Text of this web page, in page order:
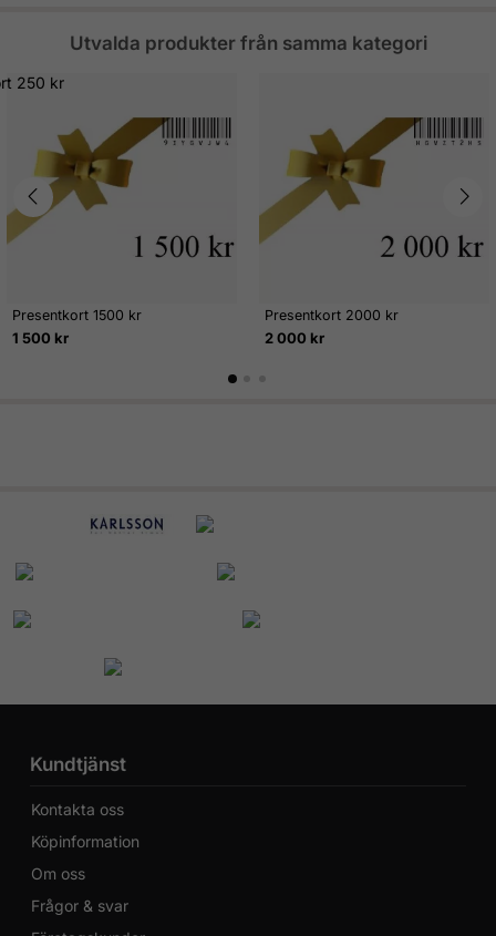
Utvalda produkter från samma kategori
Presentkort 1500 kr
1 500 kr
Presentkort 2000 kr
2 000 kr
Kundtjänst
Kontakta oss
Köpinformation
Om oss
Frågor & svar